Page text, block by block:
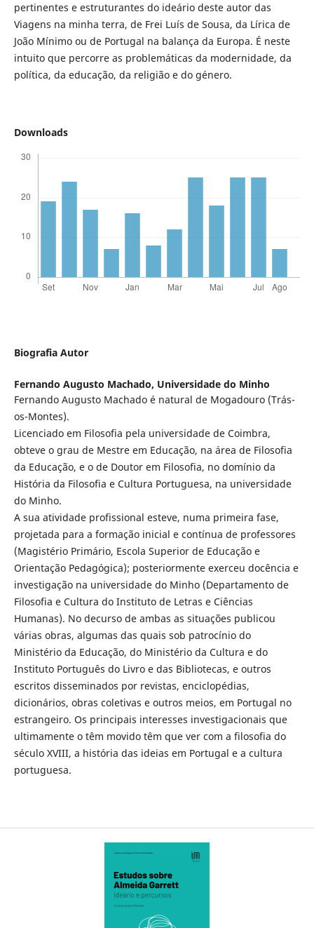
pertinentes e estruturantes do ideário deste autor das
Viagens na minha terra, de Frei Luís de Sousa, da Lírica de
João Mínimo ou de Portugal na balança da Europa. É neste
intuito que percorre as problemáticas da modernidade, da
política, da educação, da religião e do género.
Downloads
Biografia Autor
Fernando Augusto Machado, Universidade do Minho
Fernando Augusto Machado é natural de Mogadouro (Trás-
os-Montes).
Licenciado em Filosofia pela universidade de Coimbra,
obteve o grau de Mestre em Educação, na área de Filosofia
da Educação, e o de Doutor em Filosofia, no domínio da
História da Filosofia e Cultura Portuguesa, na universidade
do Minho.
A sua atividade profissional esteve, numa primeira fase,
projetada para a formação inicial e contínua de professores
(Magistério Primário, Escola Superior de Educação e
Orientação Pedagógica); posteriormente exerceu docência e
investigação na universidade do Minho (Departamento de
Filosofia e Cultura do Instituto de Letras e Ciências
Humanas). No decurso de ambas as situações publicou
várias obras, algumas das quais sob patrocínio do
Ministério da Educação, do Ministério da Cultura e do
Instituto Português do Livro e das Bibliotecas, e outros
escritos disseminados por revistas, enciclopédias,
dicionários, obras coletivas e outros meios, em Portugal no
estrangeiro. Os principais interesses investigacionais que
ultimamente o têm movido têm que ver com a filosofia do
século XVIII, a história das ideias em Portugal e a cultura
portuguesa.